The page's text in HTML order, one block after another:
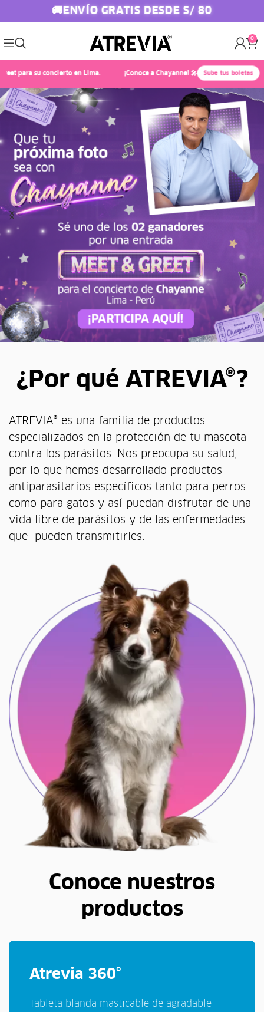
🚚ENVÍO GRATIS DESDE S/ 80
0
su concierto en Lima. ¡Conoce a Chayanne! 🎤✨ Compra Atrevia y gana 1
Sube tus boletas
¿Por qué ATREVIA®?
ATREVIA® es una familia de productos
especializados en la protección de tu mascota
contra los parásitos. Nos preocupa su salud,
por lo que hemos desarrollado productos
antiparasitarios específicos tanto para perros
como para gatos y así puedan disfrutar de una
vida libre de parásitos y de las enfermedades
que pueden transmitirles.
Conoce nuestros
productos
Atrevia 360°
Tableta blanda masticable de agradable